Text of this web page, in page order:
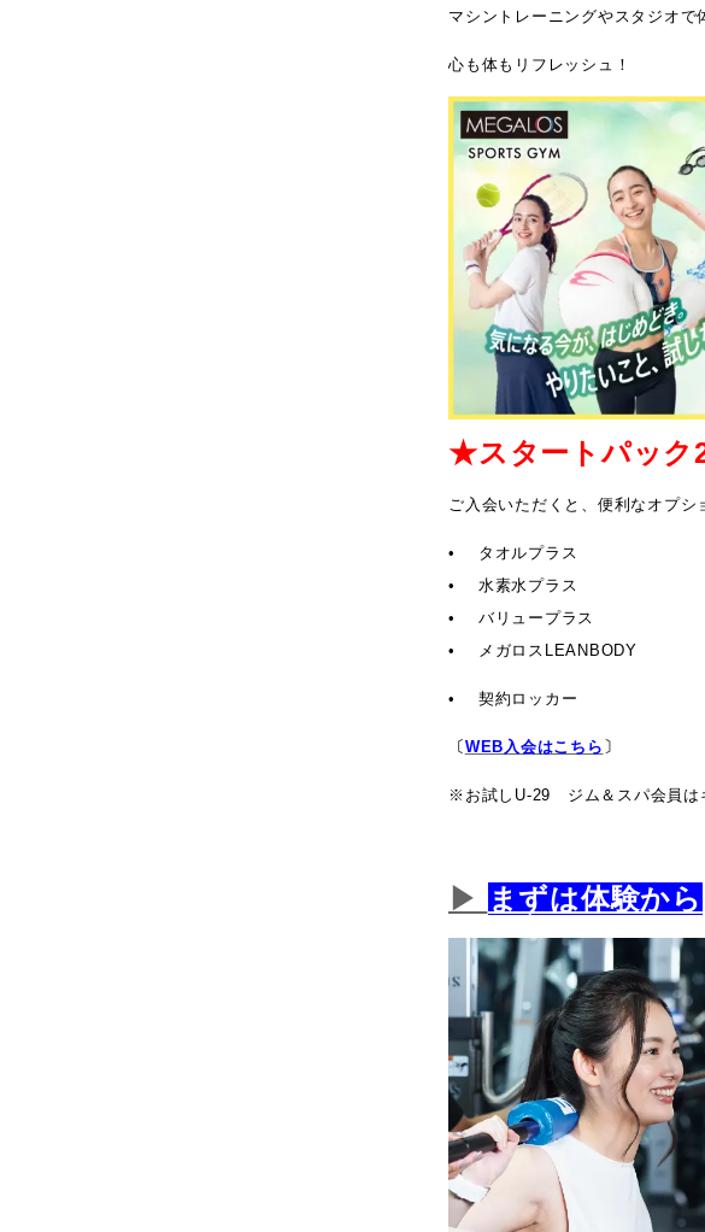
マシントレーニングやスタジオで
心も体もリフレッシュ！
★スタートパック
ご入会いただくと、便利なオプシ
• タオルプラス
• 水素水プラス
• バリュープラス
• メガロスLEANBODY
• 契約ロッカー
〔 WEB入会はこちら 〕
※お試しU-29 ジム＆スパ会員は
▶ まずは体験から